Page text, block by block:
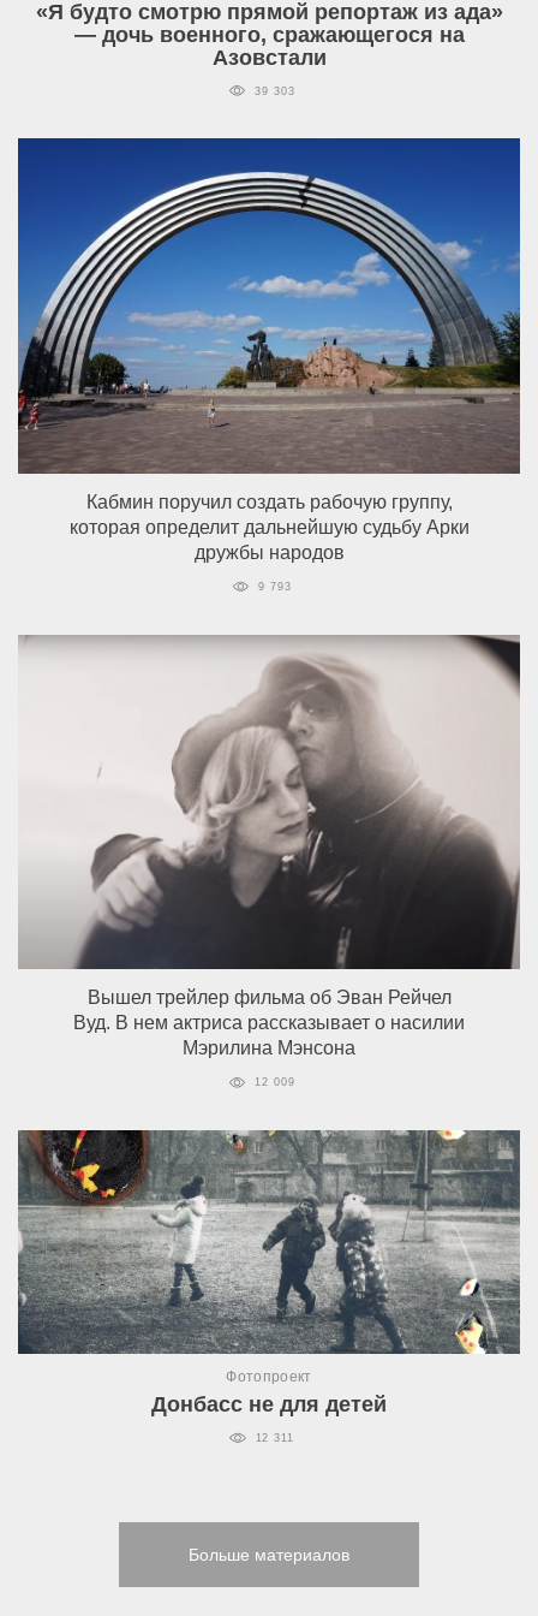
«Я будто смотрю прямой репортаж из ада»
— дочь военного, сражающегося на
Азовстали
39 303
Кабмин поручил создать рабочую группу,
которая определит дальнейшую судьбу Арки
дружбы народов
9 793
Вышел трейлер фильма об Эван Рейчел
Вуд. В нем актриса рассказывает о насилии
Мэрилина Мэнсона
12 009
Фотопроект
Донбасс не для детей
12 311
Больше материалов